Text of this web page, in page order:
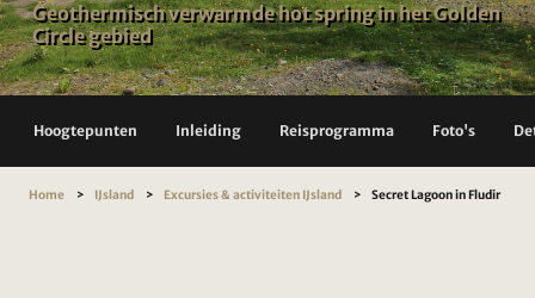
Geothermisch verwarmde hot spring in het Golden
Circle gebied
Hoogtepunten Inleiding Reisprogramma Foto's
Home IJsland Excursies & activiteiten IJsland Secret Lagoon in Fludir